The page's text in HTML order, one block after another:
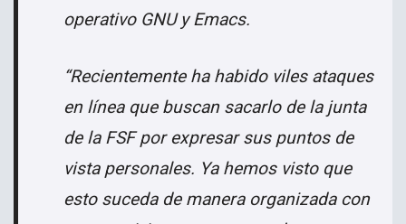
operativo GNU y Emacs.
“Recientemente ha habido viles ataques
en línea que buscan sacarlo de la junta
de la FSF por expresar sus puntos de
vista personales. Ya hemos visto que
esto suceda de manera organizada con